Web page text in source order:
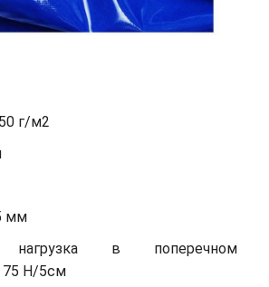
г/м2
мм
нагрузка в поперечном
75 Н/5см